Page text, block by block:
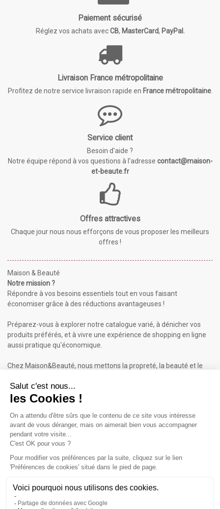
Paiement sécurisé
Réglez vos achats avecCB, MasterCard, PayPal.
Livraison France métropolitaine
Profitez de notre service livraison rapide en France métropolitaine.
Service client
Besoin d'aide ?
Notre équipe répond à vos questions à l'adresse contact@maison-
et-beaute.fr
Offres attractives
Chaque jour nous nous efforçons de vous proposer les meilleurs
offres !
Maison & Beauté
Notre mission ?
Répondre à vos besoins essentiels tout en vous faisant
économiser grâce à des réductions avantageuses !
Préparez-vous à explorer notre catalogue varié, à dénicher vos
produits préférés, et à vivre une expérience de shopping en ligne
aussi pratique qu'économique.
Chez Maison&Beauté, nous mettons la propreté, la beauté et le
Maison & Beauté : Informations
À propos de nous
Conditions générales de vente (CGV)
Plan du site
Contactez-nous
Inscrivez-vous à notre Newsletter